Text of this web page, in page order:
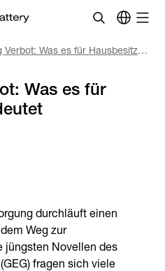
Gasheizung Verbot: Was es für Hausbesitzer bedeutet
Was es für
durchläuft einen
Weg zur
jüngsten Novellen des
fragen sich viele